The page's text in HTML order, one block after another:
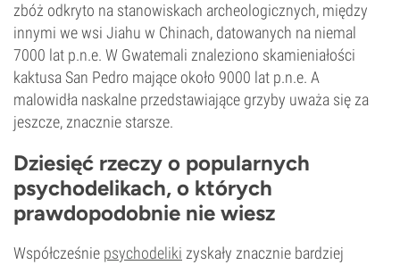
zbóż odkryto na stanowiskach archeologicznych, między
innymi we wsi Jiahu w Chinach, datowanych na niemal
7000 lat p.n.e. W Gwatemali znaleziono skamieniałości
kaktusa San Pedro mające około 9000 lat p.n.e. A
malowidła naskalne przedstawiające grzyby uważa się za
jeszcze, znacznie starsze.
Dziesięć rzeczy o popularnych
psychodelikach, o których
prawdopodobnie nie wiesz
Współcześnie psychodeliki zyskały znacznie bardziej